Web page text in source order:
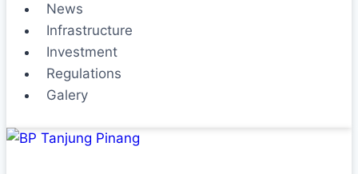
News
Infrastructure
Investment
Regulations
Galery